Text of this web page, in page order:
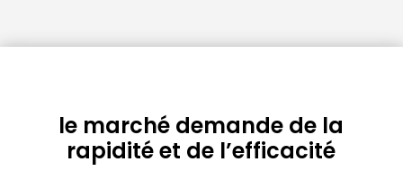
le marché demande de la
rapidité et de l’efficacité